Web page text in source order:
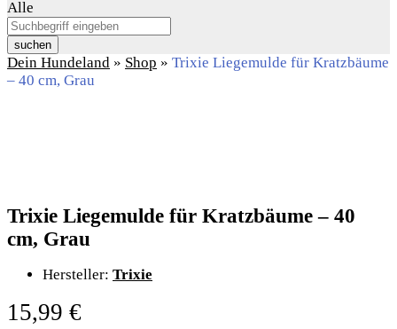
Alle
suchen
Dein Hundeland » Shop » Trixie Liegemulde für Kratzbäume
– 40 cm, Grau
Trixie Liegemulde für Kratzbäume – 40
cm, Grau
Hersteller: Trixie
15,99 €